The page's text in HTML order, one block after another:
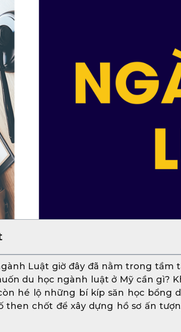
Luật giờ đây đã nằm trong tầm
du học ngành luật ở Mỹ cần gì?
hé lộ những bí kíp săn học bổng
then chốt để xây dựng hồ sơ ấn